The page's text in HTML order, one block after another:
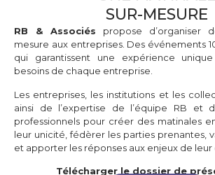
SUR-MESURE
RB & Associés propose d’organiser
mesure aux entreprises. Des événements
qui garantissent une expérience
besoins de chaque entreprise.
Les entreprises, les institutions et les
ainsi de l’expertise de l’équipe RB et
professionnels pour créer des matinales
leur unicité, fédèrer les parties prenantes,
et apporter les réponses aux enjeux de leur
Télécharger le dossier de